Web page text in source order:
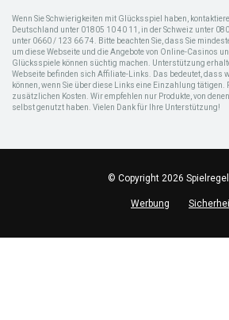
Wenn Sie Schwierigkeiten mit Glücksspiel haben,
Deutschland unter 01805 10 40 11, in der Schweiz unter
unter 0660 / 123 66 74. Bitte beachten Sie, dass Sie
um diese Webseite und die Angebote von Online-Casinos
Glücksspiele können süchtig machen. Unterstützung
Webseite befinden sich Affiliate-Links. Das bedeutet, dass
können, wenn Sie über diese Links eine Einzahlung tätigen.
zusätzlichen Kosten. Wir empfehlen nur Produkte, von
selbst genutzt haben. Vielen Dank für Ihre Unterstützung!
© Copyright 2026
Werbung